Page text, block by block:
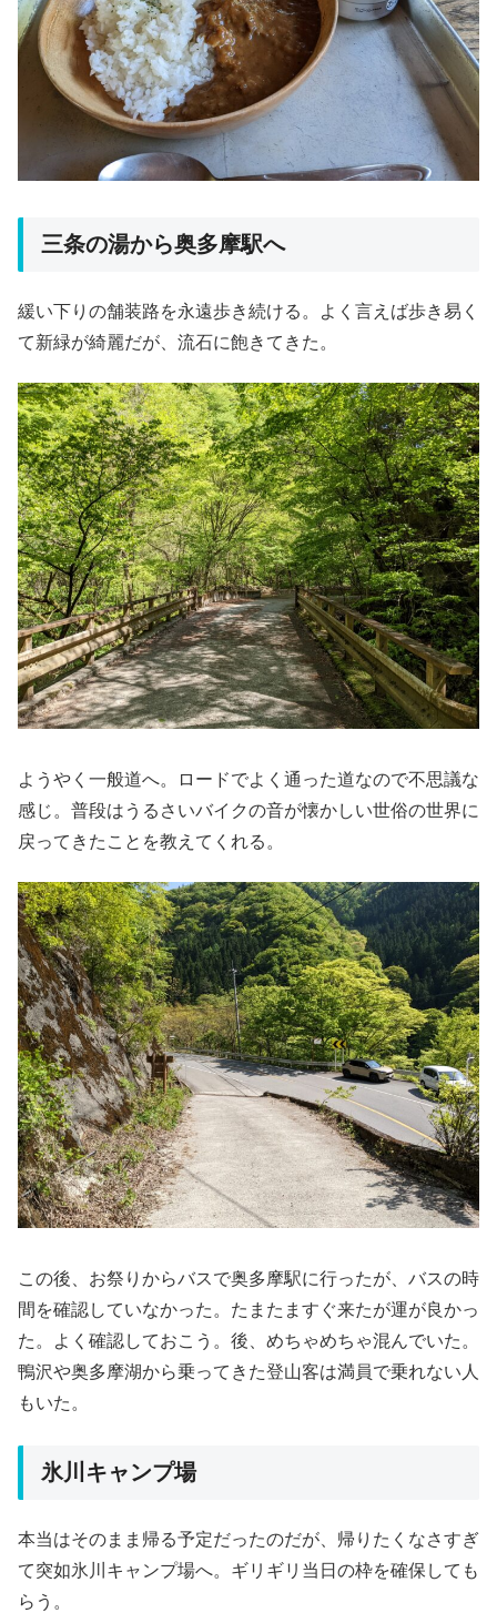
三条の湯から奥多摩駅へ
緩い下りの舗装路を永遠歩き続ける。よく言えば歩き易く
て新緑が綺麗だが、流石に飽きてきた。
ようやく一般道へ。ロードでよく通った道なので不思議な
感じ。普段はうるさいバイクの音が懐かしい世俗の世界に
戻ってきたことを教えてくれる。
この後、お祭りからバスで奥多摩駅に行ったが、バスの時
間を確認していなかった。たまたますぐ来たが運が良かっ
た。よく確認しておこう。後、めちゃめちゃ混んでいた。
鴨沢や奥多摩湖から乗ってきた登山客は満員で乗れない人
もいた。
氷川キャンプ場
本当はそのまま帰る予定だったのだが、帰りたくなさすぎ
て突如氷川キャンプ場へ。ギリギリ当日の枠を確保しても
らう。